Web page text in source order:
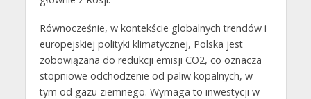
Równocześnie, w kontekście globalnych trendów i
europejskiej polityki klimatycznej, Polska jest
zobowiązana do redukcji emisji CO2, co oznacza
stopniowe odchodzenie od paliw kopalnych, w
tym od gazu ziemnego. Wymaga to inwestycji w